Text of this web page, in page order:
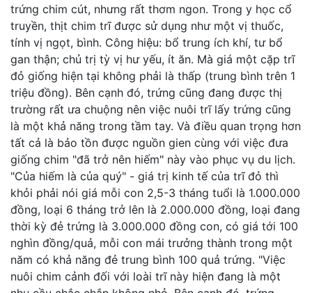
trứng chim cút, nhưng rất thơm ngon. Trong y học cổ
truyền, thịt chim trĩ được sử dụng như một vị thuốc,
tính vị ngọt, bình. Công hiệu: bổ trung ích khí, tư bổ
gan thận; chủ trị tỳ vị hư yếu, ít ăn. Mà giá một cặp trĩ
đỏ giống hiện tại không phải là thấp (trung bình trên 1
triệu đồng). Bên cạnh đó, trứng cũng đang được thị
trường rất ưa chuộng nên việc nuôi trĩ lấy trứng cũng
là một khả năng trong tầm tay. Và điều quan trọng hơn
tất cả là bảo tồn được nguồn gien cùng với việc đưa
giống chim "đã trở nên hiếm" này vào phục vụ du lịch.
"Của hiếm là của quý" - giá trị kinh tế của trĩ đỏ thì
khỏi phải nói giá mỗi con 2,5-3 tháng tuổi là 1.000.000
đồng, loại 6 tháng trở lên là 2.000.000 đồng, loại đang
thời kỳ đẻ trứng là 3.000.000 đồng con, có giá tới 100
nghìn đồng/quả, mỗi con mái trưởng thành trong một
năm có khả năng đẻ trung bình 100 quả trứng. "Việc
nuôi chim cảnh đối với loài trĩ này hiện đang là một